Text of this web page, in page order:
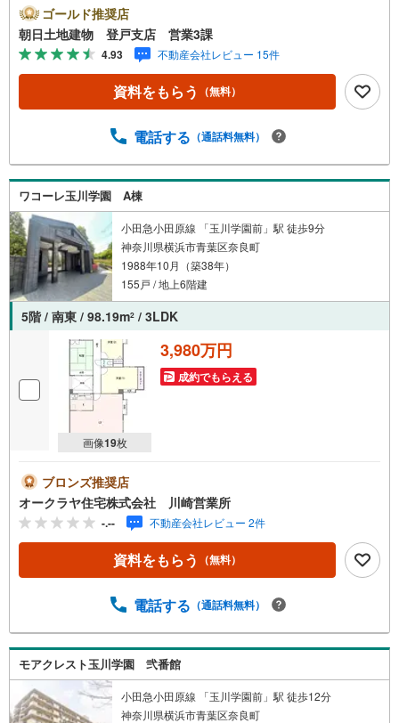
してはお気軽にご連絡下さいませ。営業時間 午前10時～
午後20時】上記時間はお電話が繋がりやすくなっておりま
す。人気物件には特にお問い合わせが集中する為、お早め
にお電話ください。『室内・現地見学をする』ボタンより
ご予約をいただくとご見学がスムーズです。【創業42年】
朝日土地建物株式会社は、神奈川県・東京都・埼玉県の不
で創業42年の信頼と安心でお客様の住まい探しを全力でサ
気軽にお問合せください。【とことん納得】当社では担当
営業が物件情報をご紹介しております。その後の物件のご
説明、資金計画、税金相談などについては、担当課長も同
席してご説明させていただきます。
ゴールド推奨店
朝日土地建物 登戸支店 営業3課
4.93 不動産会社レビュー 15件
資料をもらう （無料）
電話する （通話料無料）
ワコーレ玉川学園 A棟
小田急小田原線 「玉川学園前」駅 徒歩9分
神奈川県横浜市青葉区奈良町
1988年10月（築38年）
155戸 / 地上6階建
5階 / 南東 / 98.19m2 / 3LDK
画像19枚
3,980万円
成約でもらえる
ブロンズ推奨店
オークラヤ住宅株式会社 川崎営業所
-.-- 不動産会社レビュー 2件
資料をもらう （無料）
電話する （通話料無料）
モアクレスト玉川学園 弐番館
小田急小田原線 「玉川学園前」駅 徒歩12分
神奈川県横浜市青葉区奈良町